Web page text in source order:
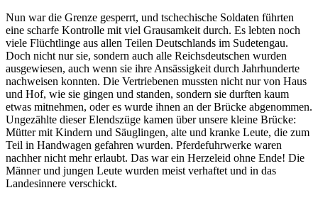
Nun war die Grenze gesperrt, und tschechische Soldaten führten
eine scharfe Kontrolle mit viel Grausamkeit durch. Es lebten noch
viele Flüchtlinge aus allen Teilen Deutschlands im Sudetengau.
Doch nicht nur sie, sondern auch alle Reichsdeutschen wurden
ausgewiesen, auch wenn sie ihre Ansässigkeit durch Jahrhunderte
nachweisen konnten. Die Vertriebenen mussten nicht nur von Haus
und Hof, wie sie gingen und standen, sondern sie durften kaum
etwas mitnehmen, oder es wurde ihnen an der Brücke abgenommen.
Ungezählte dieser Elendszüge kamen über unsere kleine Brücke:
Mütter mit Kindern und Säuglingen, alte und kranke Leute, die zum
Teil in Handwagen gefahren wurden. Pferdefuhrwerke waren
nachher nicht mehr erlaubt. Das war ein Herzeleid ohne Ende! Die
Männer und jungen Leute wurden meist verhaftet und in das
Landesinnere verschickt.